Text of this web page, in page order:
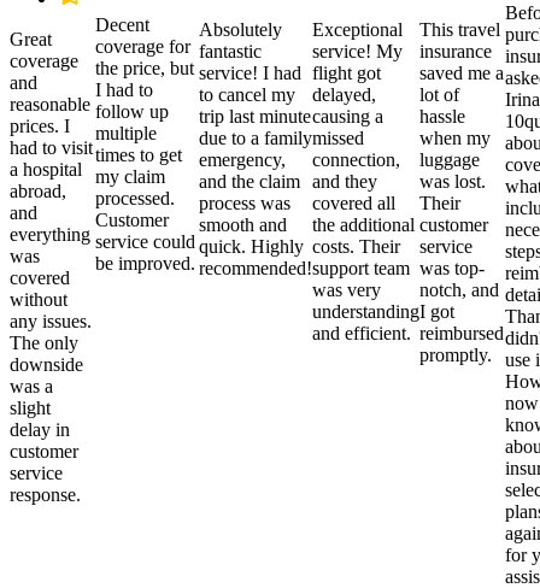
Great
coverage
and
reasonable
prices. I
had to visit
a hospital
abroad,
and
everything
was
covered
without
any issues.
The only
downside
was a
slight
delay in
customer
service
response.
Decent
coverage for
the price, but
I had to
follow up
multiple
times to get
my claim
processed.
Customer
service could
be improved.
Absolutely
fantastic
service! I had
to cancel my
trip last minute
due to a family
emergency,
and the claim
process was
smooth and
quick. Highly
recommended!
Exceptional
service! My
flight got
delayed,
causing a
missed
connection,
and they
covered all
the additional
costs. Their
support team
was very
understanding
and efficient.
This travel
insurance
saved me a
lot of
hassle
when my
luggage
was lost.
Their
customer
service
was top-
notch, and
I got
reimbursed
promptly.
use
for